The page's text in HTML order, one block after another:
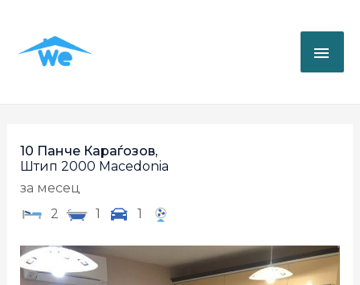
10 Панче Караѓозов,
Штип 2000 Macedonia
за месец
2
1 1